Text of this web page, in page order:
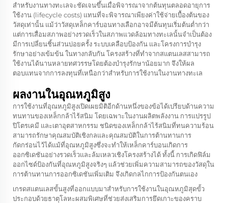
สำหรับงานทางทะเลจะชัดเจนขึ้นเมื่อพิจารณาจากต้นทุนตลอดอายุการ
ใช้งาน (lifecycle costs) แทนที่จะพิจารณาเพียงค่าใช้จ่ายเบื้องต้นของ
วัสดุเท่านั้น แม้ว่าวัสดุเหล็กคาร์บอนทางเลือกอาจมีต้นทุนเริ่มต้นต่ำกว่า
แต่การเสื่อมสภาพอย่างรวดเร็วในสภาพแวดล้อมทางทะเลนั้นจำเป็นต้อง
มีการเปลี่ยนชิ้นส่วนบ่อยครั้ง ระบบเคลือบป้องกัน และโครงการบำรุง
รักษาอย่างเข้มข้น ในทางกลับกัน โครงสร้างที่ทำจากสแตนเลสสามารถ
ใช้งานได้นานหลายทศวรรษโดยต้องบำรุงรักษาน้อยมาก จึงให้ผล
ตอบแทนจากการลงทุนที่เหนือกว่าสำหรับการใช้งานในงานทางทะเล
ผลงานในอุณหภูมิสูง
การใช้งานที่อุณหภูมิสูงเปิดเผยมิติอีกด้านหนึ่งของข้อได้เปรียบด้านความ
ทนทานของเหล็กกล้าไร้สนิม โดยเฉพาะในงานผลิตพลังงาน การแปรรูป
ปิโตรเคมี และเตาอุตสาหกรรม ชนิดของเหล็กกล้าไร้สนิมที่ทนความร้อน
สามารถรักษาคุณสมบัติเชิงกลและคุณสมบัติในการต้านทานการ
กัดกร่อนไว้ได้แม้ที่อุณหภูมิสูงซึ่งจะทำให้เหล็กคาร์บอนเกิดการ
ออกซิเดชันอย่างรวดเร็วและล้มเหลวเชิงโครงสร้างได้ ทั้งนี้ การเกิดฟิล์ม
ออกไซด์ป้องกันที่อุณหภูมิสูงจริงๆ แล้วช่วยเพิ่มความสามารถของวัสดุใน
การต้านทานการออกซิเดชันเพิ่มเติม จึงเกิดกลไกการป้องกันตนเอง
เกรดสแตนเลสขั้นสูงที่ออกแบบมาสำหรับการใช้งานในอุณหภูมิสุดขั้ว
ประกอบด้วยธาตุโลหะผสมพิเศษที่ช่วยส่งเสริมการยึดเกาะของคราบ